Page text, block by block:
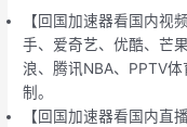
【回国加速器看国内视
手、爱奇艺、优酷、芒
浪、腾讯NBA、PPTV
制。
【回国加速器看国内直